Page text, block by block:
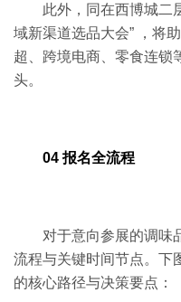
此外，同在西博城二
域新渠道选品大会” ，将
超、跨境电商、零食连锁
头。
04 报名全流程
对于意向参展的调味
流程与关键时间节点。下
的核心路径与决策要点：